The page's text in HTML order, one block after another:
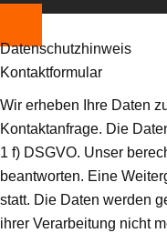
Datenschutzhinweis
Kontaktformular
Wir erheben Ihre Daten
Kontaktanfrage. Die
1 f) DSGVO. Unser
beantworten. Eine
statt. Die Daten werden
ihrer Verarbeitung nicht